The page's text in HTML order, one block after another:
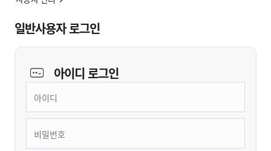
일반사용자 로그인
아이디로그인